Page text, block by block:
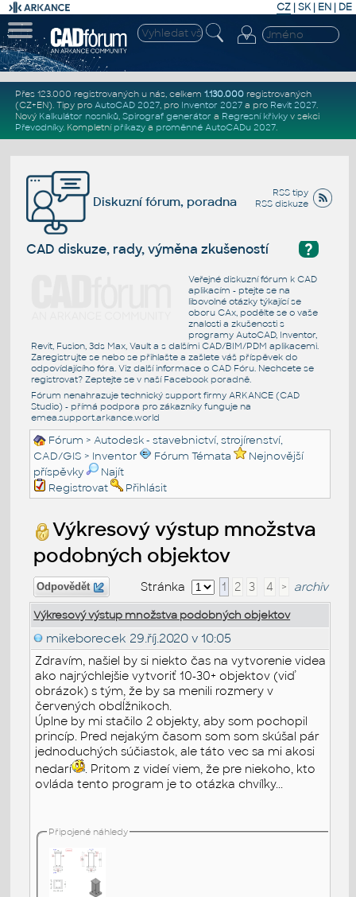
CZ | SK| EN | DE
Přes 123.000 registrovaných u nás, celkem 1.130.000registrovaných
(CZ+EN). Tipy pro AutoCAD 2027, pro Inventor 2027a pro Revit 2027.
Nový Kalkulátor nosníků, Spirograf generátor a Regresní křivkyv sekci
Převodníky. Kompletní příkazya proměnné AutoCADu 2027.
RSS tipy
RSS diskuze
Diskuzní fórum, poradna
?
CAD diskuze, rady, výměna zkušeností
Veřejné diskuzní fórum k CAD
aplikacím - ptejte se na
libovolné otázky týkající se
oboru CAx, podělte se o vaše
znalosti a zkušenosti s
programy AutoCAD, Inventor,
Revit, Fusion, 3ds Max, Vault a s dalšími CAD/BIM/PDM aplikacemi.
Zaregistrujte se nebo se přihlašte a zašlete váš příspěvek do
odpovídajícího fóra. Viz další informace o CAD Fóru. Nechcete se
registrovat? Zeptejte se v naší Facebook poradně.
Fórum nenahrazuje technický support firmy ARKANCE (CAD
Studio) - přímá podpora pro zákazníky funguje na
emea.support.arkance.world
Fórum >Autodesk - stavebnictví, strojírenství,
CAD/GIS > Inventor Fórum Témata
Nejnovější
příspěvky
Najít
Registrovat
Přihlásit
Výkresový výstup množstva
podobných objektov
Odpovědět Stránka 1 2 3 4 > archiv
Výkresový výstup množstva podobných objektov
mikeborecek 29.říj.2020 v 10:05
Zdravím, našiel by si niekto čas na vytvorenie videa
ako najrýchlejšie vytvoriť 10-30+ objektov (viď
obrázok) s tým, že by sa menili rozmery v
červených obdĺžnikoch.
Úplne by mi stačilo 2 objekty, aby som pochopil
princíp. Pred nejakým časom som som skúšal pár
jednoduchých súčiastok, ale táto vec sa mi akosi
nedarí
. Pritom z videí viem, že pre niekoho, kto
ovláda tento program je to otázka chvíľky...
Připojené náhledy